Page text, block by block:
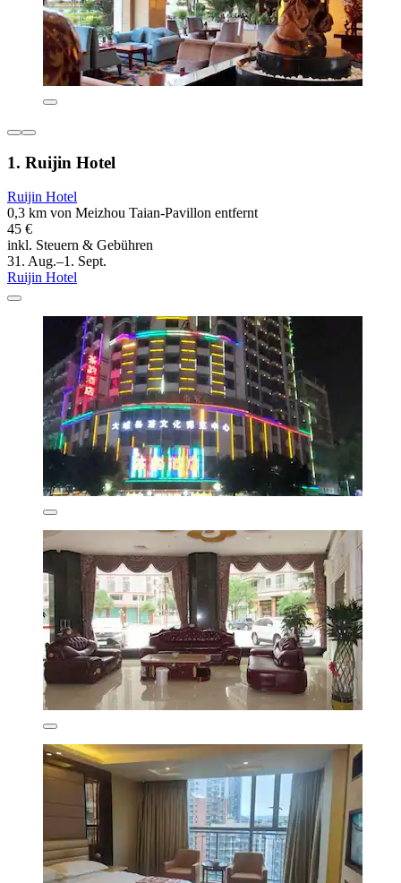
1. Ruijin Hotel
Ruijin Hotel
0,3 km von Meizhou Taian-Pavillon entfernt
45 €
inkl. Steuern & Gebühren
31. Aug.–1. Sept.
Ruijin Hotel